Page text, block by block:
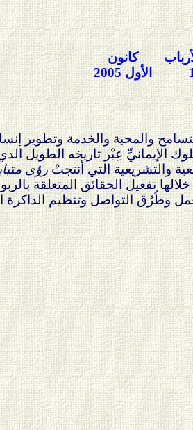
كانون
الأول2005
والمحبة والخدمة وتطوير
الإيمانيِّ عِبْر تاريخه الطويل
والتشريعية التي أنتجتْرؤى
تفعيل الحقائق المتعلقة
وطُرُق التواصل وتنظيم الذاكرة